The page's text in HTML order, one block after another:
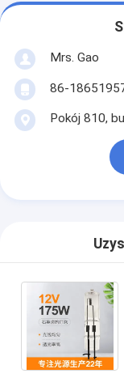
Mrs. Gao
86-
Pokój 810,